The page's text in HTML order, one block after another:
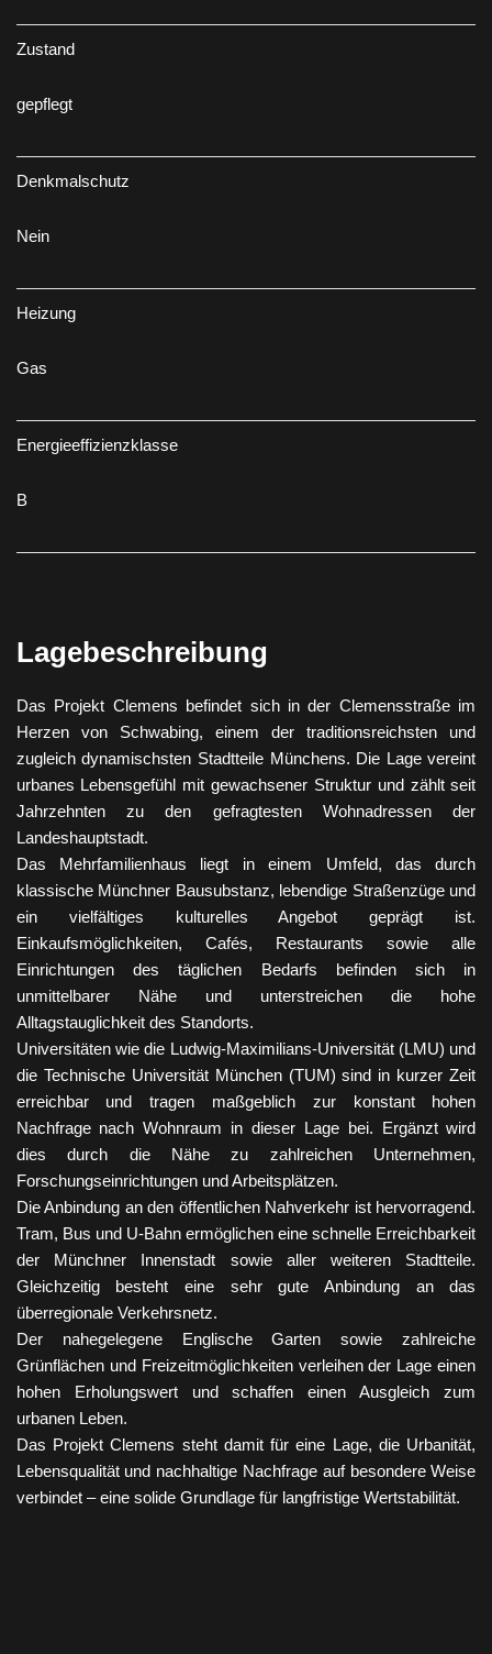
Zustand
gepflegt
Denkmalschutz
Nein
Heizung
Gas
Energieeffizienzklasse
B
Lagebeschreibung
Das Projekt Clemens befindet sich in der Clemensstraße im
Herzen von Schwabing, einem der traditionsreichsten und
zugleich dynamischsten Stadtteile Münchens. Die Lage vereint
urbanes Lebensgefühl mit gewachsener Struktur und zählt seit
Jahrzehnten zu den gefragtesten Wohnadressen der
Landeshauptstadt.
Das Mehrfamilienhaus liegt in einem Umfeld, das durch
klassische Münchner Bausubstanz, lebendige Straßenzüge und
ein vielfältiges kulturelles Angebot geprägt ist.
Einkaufsmöglichkeiten, Cafés, Restaurants sowie alle
Einrichtungen des täglichen Bedarfs befinden sich in
unmittelbarer Nähe und unterstreichen die hohe
Alltagstauglichkeit des Standorts.
Universitäten wie die Ludwig-Maximilians-Universität (LMU) und
die Technische Universität München (TUM) sind in kurzer Zeit
erreichbar und tragen maßgeblich zur konstant hohen
Nachfrage nach Wohnraum in dieser Lage bei. Ergänzt wird
dies durch die Nähe zu zahlreichen Unternehmen,
Forschungseinrichtungen und Arbeitsplätzen.
Die Anbindung an den öffentlichen Nahverkehr ist hervorragend.
Tram, Bus und U-Bahn ermöglichen eine schnelle Erreichbarkeit
der Münchner Innenstadt sowie aller weiteren Stadtteile.
Gleichzeitig besteht eine sehr gute Anbindung an das
überregionale Verkehrsnetz.
Der nahegelegene Englische Garten sowie zahlreiche
Grünflächen und Freizeitmöglichkeiten verleihen der Lage einen
hohen Erholungswert und schaffen einen Ausgleich zum
urbanen Leben.
Das Projekt Clemens steht damit für eine Lage, die Urbanität,
Lebensqualität und nachhaltige Nachfrage auf besondere Weise
verbindet – eine solide Grundlage für langfristige Wertstabilität.